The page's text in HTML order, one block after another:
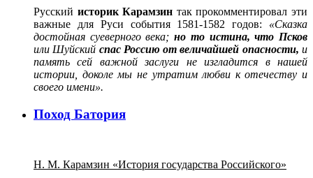
Русский историк Карамзин так прокомментировал эти
важные для Руси события 1581-1582 годов: «Сказка
достойная суеверного века;но то истина, что Псков
или Шуйский спас Россию от величайшей опасности, и
память сей важной заслуги не изгладится в нашей
истории, доколе мы не утратим любви к отечеству и
своего имени».
Поход Батория
Н. М. Карамзин «История государства Российского»